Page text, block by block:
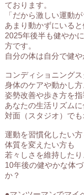
ております。
「だから激しい運動
あまり動かずにいると
2025年後半も健やか
方です。
自分の体は自分で健
コンディショニング
身体のケアや動かし
姿勢改善や歩き方を指
あなたの生活リズムに
対面（スタジオ）で
運動を習慣化したい方
体質を変えたい方も
若々しさを維持した
10年後の健やかな体
か？